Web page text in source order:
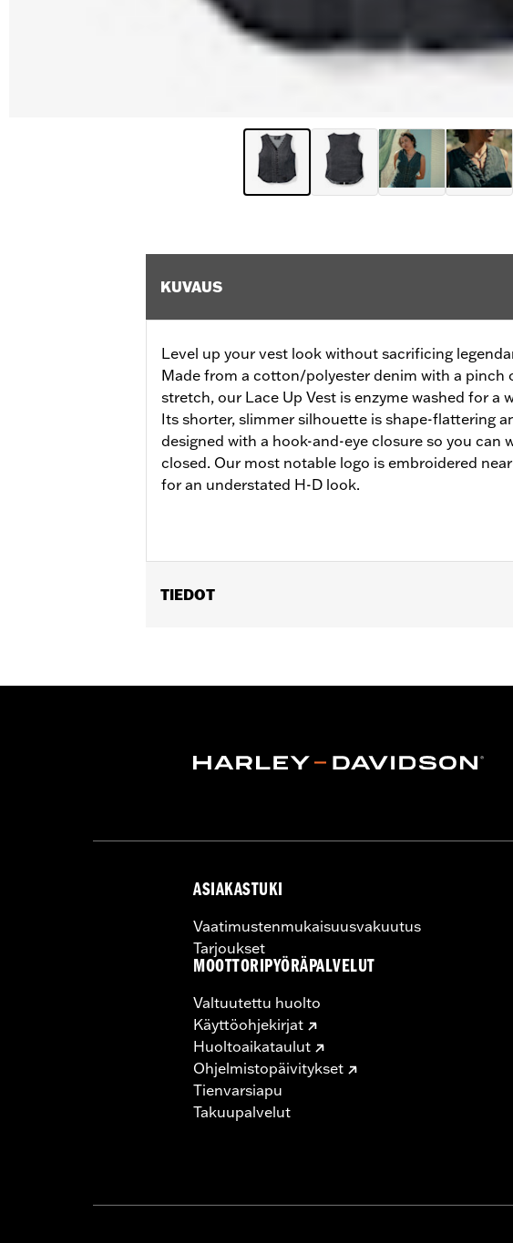
KUVAUS
Level up your vest look without sacrificing
Made from a cotton/polyester denim with a pinch
stretch, our Lace Up Vest is enzyme washed for a
Its shorter, slimmer silhouette is shape-flattering
designed with a hook-and-eye closure so you can
closed. Our most notable logo is embroidered
for an understated H-D look.
TIEDOT
Origin:Imported
ASIAKASTUKI
Vaatimustenmukaisuusvakuutus
Tarjoukset
MOOTTORIPYÖRÄPALVELUT
Valtuutettu huolto
Käyttöohjekirjat
Huoltoaikataulut
Ohjelmistopäivitykset
Tienvarsiapu
Takuupalvelut